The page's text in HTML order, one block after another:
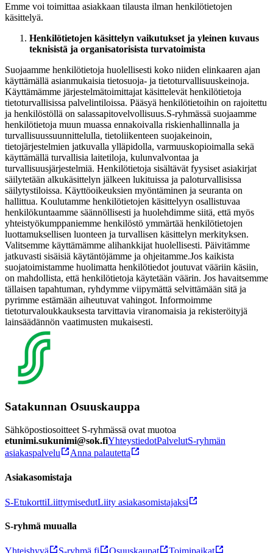
Emme voi toimittaa asiakkaan tilausta ilman henkilötietojen
käsittelyä.
Henkilötietojen käsittelyn vaikutukset ja yleinen kuvaus
teknisistä ja organisatorisista turvatoimista
Suojaamme henkilötietoja huolellisesti koko niiden elinkaaren ajan
käyttämällä asianmukaisia tietosuoja- ja tietoturvallisuuskeinoja.
Käyttämämme järjestelmätoimittajat käsittelevät henkilötietoja
tietoturvallisissa palvelintiloissa. Pääsyä henkilötietoihin on rajoitettu
ja henkilöstöllä on salassapitovelvollisuus.S-ryhmässä suojaamme
henkilötietoja muun muassa ennakoivalla riskienhallinnalla ja
turvallisuussuunnittelulla, tietoliikenteen suojakeinoin,
tietojärjestelmien jatkuvalla ylläpidolla, varmuuskopioimalla sekä
käyttämällä turvallisia laitetiloja, kulunvalvontaa ja
turvallisuusjärjestelmiä. Henkilötietoja sisältävät fyysiset asiakirjat
säilytetään alkukäsittelyn jälkeen lukituissa ja paloturvallisissa
säilytystiloissa. Käyttöoikeuksien myöntäminen ja seuranta on
hallittua. Koulutamme henkilötietojen käsittelyyn osallistuvaa
henkilökuntaamme säännöllisesti ja huolehdimme siitä, että myös
yhteistyökumppaniemme henkilöstö ymmärtää henkilötietojen
luottamuksellisen luonteen ja turvallisen käsittelyn merkityksen.
Valitsemme käyttämämme alihankkijat huolellisesti. Päivitämme
jatkuvasti sisäisiä käytäntöjämme ja ohjeitamme.Jos kaikista
suojatoimistamme huolimatta henkilötiedot joutuvat vääriin käsiin,
on mahdollista, että henkilötietoja käytetään väärin. Jos havaitsemme
tällaisen tapahtuman, ryhdymme viipymättä selvittämään sitä ja
pyrimme estämään aiheutuvat vahingot. Informoimme
tietoturvaloukkauksesta tarvittavia viranomaisia ja rekisteröityjä
lainsäädännön vaatimusten mukaisesti.
Satakunnan Osuuskauppa
Sähköpostiosoitteet S-ryhmässä ovat muotoa
etunimi.sukunimi@sok.fiYhteystiedotPalvelutS-ryhmän
asiakaspalvelu
Anna palautetta
Asiakasomistaja
S-EtukorttiLiittymisedutLiity asiakasomistajaksi
S-ryhmä muualla